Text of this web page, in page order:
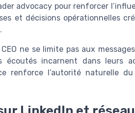
advocacy pour renforcer
et décisions opérationnelles
ne se limite pas aux
écoutés incarnent dans leurs
renforce l’autorité naturelle